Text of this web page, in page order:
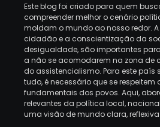
Este blog foi criado para quem
compreender melhor o cenário
moldam o mundo ao nosso redor.
cidadão e a conscientização da
desigualdade, são importantes
a não se acomodarem na zona de
do assistencialismo. Para este país
tudo, é necessário que se respeitem
fundamentais dos povos. Aqui,
relevantes da política local,
uma visão de mundo clara,